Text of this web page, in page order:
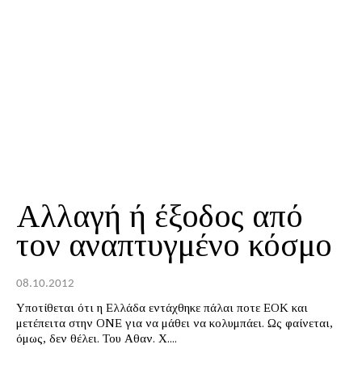
Αλλαγή ή έξοδος από
τον αναπτυγμένο κόσμο
08.10.2012
Υποτίθεται ότι η Ελλάδα εντάχθηκε πάλαι ποτε ΕΟΚ και
μετέπειτα στην ΟΝΕ για να μάθει να κολυμπάει. Ως φαίνεται,
όμως, δεν θέλει. Του Αθαν. Χ....